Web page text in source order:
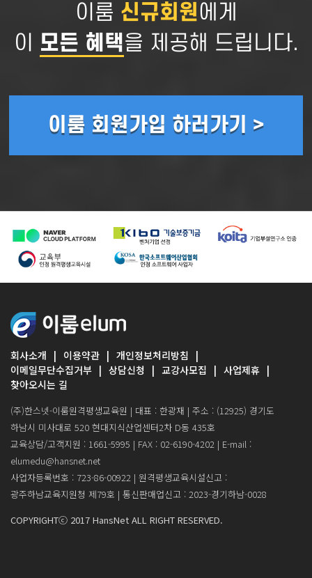
이룸 신규회원에게
이 모든 혜택을 제공해 드립니다.
이룸 회원가입 하러가기 >
회사소개 이용약관
개인정보처리방침
이메일무단수집거부
상담신청 교강사모집
사업제휴
찾아오시는 길
(주)한스넷-이룸원격평생교육원 | 대표 : 한광재 | 주소 : (12925) 경기도
하남시 미사대로 520 현대지식산업센터2차 D동 435호
교육상담/고객지원 : 1661-5995 | FAX : 02-6190-4202 | E-mail :
elumedu@hansnet.net
사업자등록번호 : 723-86-00922 | 원격평생교육시설신고 :
광주하남교육지원청 제79호 | 통신판매업신고 : 2023-경기하남-0028
COPYRIGHTⓒ 2017 HansNet ALL RIGHT RESERVED.